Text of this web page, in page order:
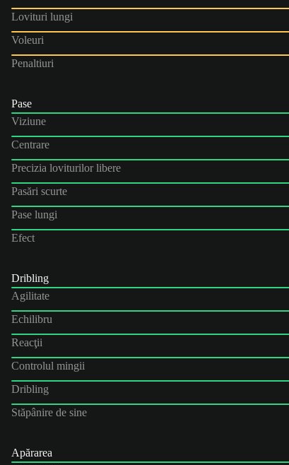
Lovituri lungi
Voleuri
Penaltiuri
Pase
Viziune
Centrare
Precizia loviturilor libere
Pasări scurte
Pase lungi
Efect
Dribling
Agilitate
Echilibru
Reacţii
Controlul mingii
Dribling
Stăpânire de sine
Apărarea